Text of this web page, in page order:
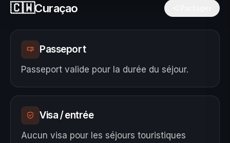
🇨🇼Curaçao
Passeport
Passeport valide pour la durée du séjour.
Visa / entrée
Aucun visa pour les séjours touristiques